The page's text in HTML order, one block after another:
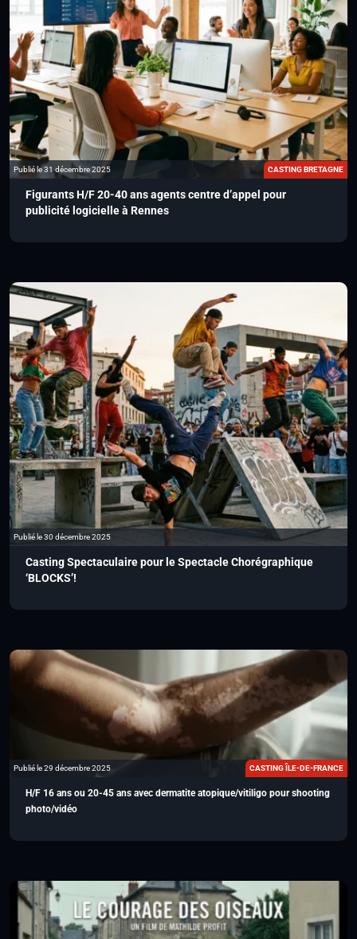
Publié le 31 décembre 2025 CASTING BRETAGNE
Figurants H/F 20-40 ans agents centre d’appel pour
publicité logicielle à Rennes
Publié le 30 décembre 2025
Casting Spectaculaire pour le Spectacle Chorégraphique
‘BLOCKS’!
Publié le 29 décembre 2025 CASTING ÎLE-DE-FRANCE
H/F 16 ans ou 20-45 ans avec dermatite atopique/vitiligo pour shooting
photo/vidéo